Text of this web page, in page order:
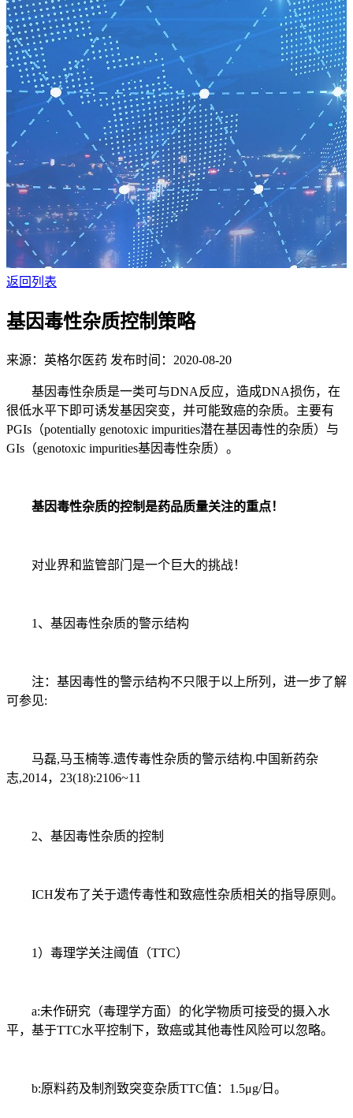
返回列表
基因毒性杂质控制策略
来源：英格尔医药 发布时间：2020-08-20
基因毒性杂质是一类可与DNA反应，造成DNA损伤，在
很低水平下即可诱发基因突变，并可能致癌的杂质。主要有
PGIs（potentially genotoxic impurities潜在基因毒性的杂质）与
GIs（genotoxic impurities基因毒性杂质）。
基因毒性杂质的控制是药品质量关注的重点！
对业界和监管部门是一个巨大的挑战！
1、基因毒性杂质的警示结构
注：基因毒性的警示结构不只限于以上所列，进一步了解
可参见:
马磊,马玉楠等.遗传毒性杂质的警示结构.中国新药杂
志,2014，23(18):2106~11
2、基因毒性杂质的控制
ICH发布了关于遗传毒性和致癌性杂质相关的指导原则。
1）毒理学关注阈值（TTC）
a:未作研究（毒理学方面）的化学物质可接受的摄入水
平，基于TTC水平控制下，致癌或其他毒性风险可以忽略。
b:原料药及制剂致突变杂质TTC值：1.5μg/日。